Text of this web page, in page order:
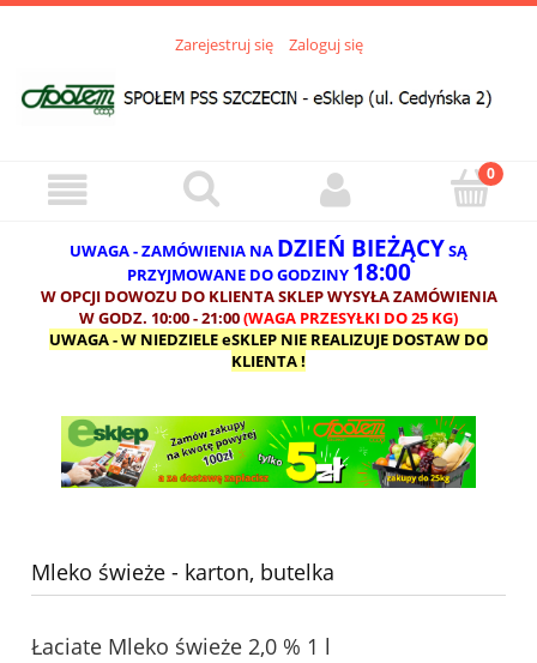
Zarejestruj się Zaloguj się
UWAGA - ZAMÓWIENIA NA DZIEŃ BIEŻĄCYSĄ
PRZYJMOWANE DO GODZINY 18:00
W OPCJI DOWOZU DO KLIENTA SKLEP WYSYŁA ZAMÓWIENIA
W GODZ. 10:00 - 21:00(WAGA PRZESYŁKI DO 25 KG)
UWAGA - W NIEDZIELE eSKLEP NIE REALIZUJE DOSTAW DO
KLIENTA !
Mleko świeże - karton, butelka
Łaciate Mleko świeże 2,0 % 1 l